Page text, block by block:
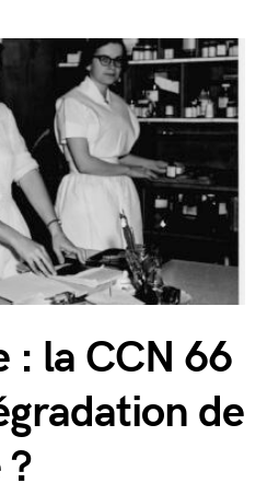
: la CCN 66
de